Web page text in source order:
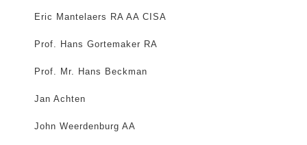
Eric Mantelaers RA AA CISA
Prof. Hans Gortemaker RA
Prof. Mr. Hans Beckman
Jan Achten
John Weerdenburg AA